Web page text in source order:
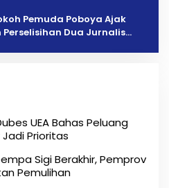
Pemuda Poboya Ajak
Perselisihan Dua Jurnalis
UEA Bahas Peluang
Prioritas
Sigi Berakhir, Pemprov
Pemulihan